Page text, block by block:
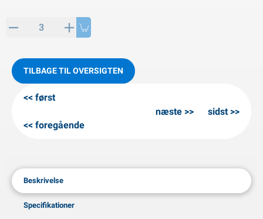
TILBAGE TIL OVERSIGTEN
først
foregående
næste sidst
Beskrivelse
Specifikationer